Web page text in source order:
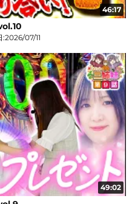
46:17
07/11
49:02